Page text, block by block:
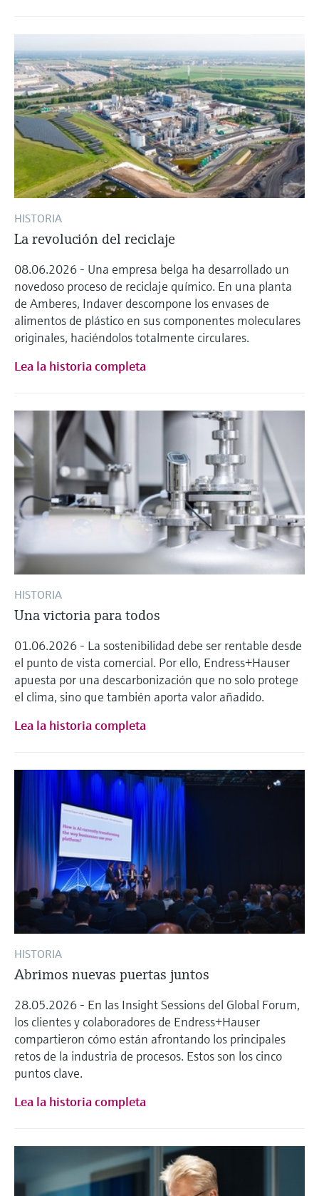
HISTORIA
La revolución del reciclaje
08.06.2026 - Una empresa belga ha desarrollado un
novedoso proceso de reciclaje químico. En una planta
de Amberes, Indaver descompone los envases de
alimentos de plástico en sus componentes moleculares
originales, haciéndolos totalmente circulares.
Lea la historia completa
HISTORIA
Una victoria para todos
01.06.2026 - La sostenibilidad debe ser rentable desde
el punto de vista comercial. Por ello, Endress+Hauser
apuesta por una descarbonización que no solo protege
el clima, sino que también aporta valor añadido.
Lea la historia completa
HISTORIA
Abrimos nuevas puertas juntos
28.05.2026 - En las Insight Sessions del Global Forum,
los clientes y colaboradores de Endress+Hauser
compartieron cómo están afrontando los principales
retos de la industria de procesos. Estos son los cinco
puntos clave.
Lea la historia completa